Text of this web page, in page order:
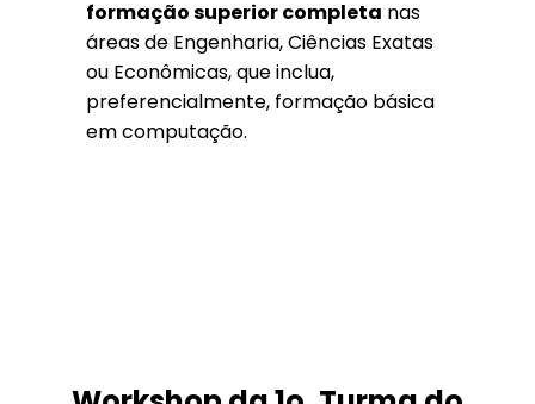
formação superior completa nas
áreas de Engenharia, Ciências Exatas
ou Econômicas, que inclua,
preferencialmente, formação básica
em computação.